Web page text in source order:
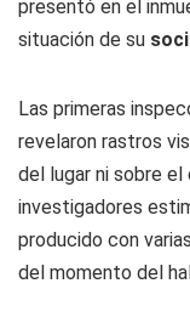
presentó en el
situación de su
Las primeras
revelaron rastros
del lugar ni sobre
investigadores
producido con
del momento del